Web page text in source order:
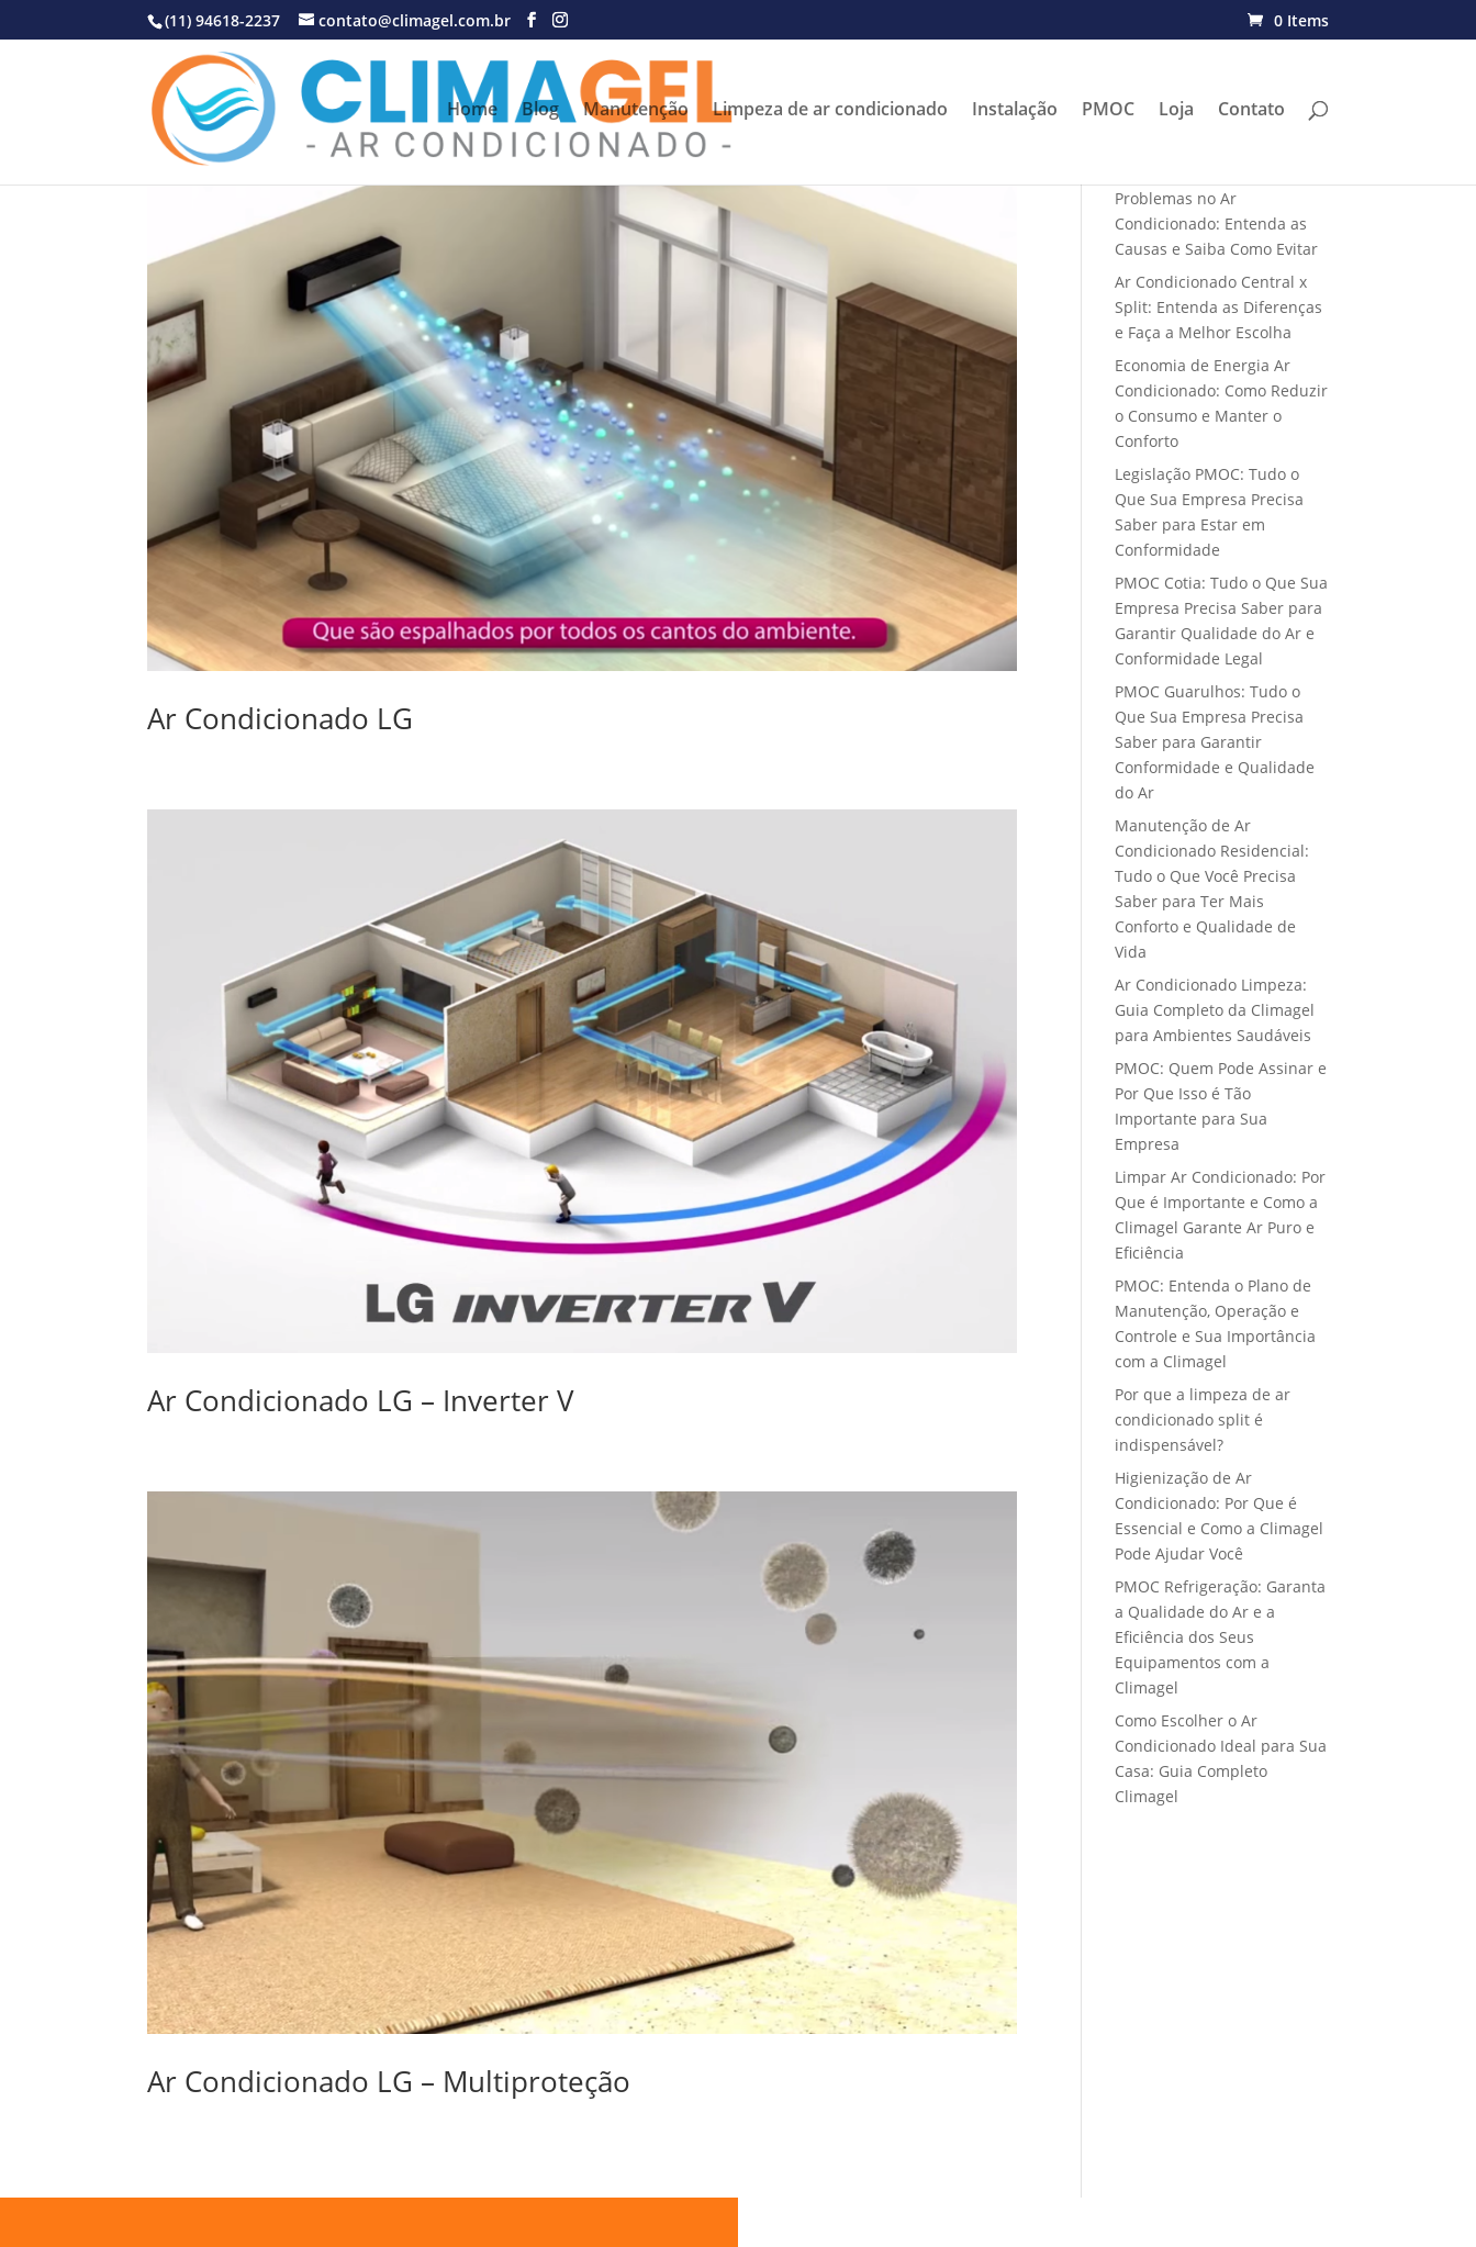
(11) 94618-2237 contato@climagel.com.br 0 Items
Home Blog Manutenção Limpeza de ar condicionado Instalação PMOC Loja Contato
Ar Condicionado LG
Ar Condicionado LG – Inverter V
Ar Condicionado LG – Multiproteção
Problemas no Ar
Condicionado: Entenda as
Causas e Saiba Como Evitar
Ar Condicionado Central x
Split: Entenda as Diferenças
e Faça a Melhor Escolha
Economia de Energia Ar
Condicionado: Como Reduzir
o Consumo e Manter o
Conforto
Legislação PMOC: Tudo o
Que Sua Empresa Precisa
Saber para Estar em
Conformidade
PMOC Cotia: Tudo o Que Sua
Empresa Precisa Saber para
Garantir Qualidade do Ar e
Conformidade Legal
PMOC Guarulhos: Tudo o
Que Sua Empresa Precisa
Saber para Garantir
Conformidade e Qualidade
do Ar
Manutenção de Ar
Condicionado Residencial:
Tudo o Que Você Precisa
Saber para Ter Mais
Conforto e Qualidade de
Vida
Ar Condicionado Limpeza:
Guia Completo da Climagel
para Ambientes Saudáveis
PMOC: Quem Pode Assinar e
Por Que Isso é Tão
Importante para Sua
Empresa
Limpar Ar Condicionado: Por
Que é Importante e Como a
Climagel Garante Ar Puro e
Eficiência
PMOC: Entenda o Plano de
Manutenção, Operação e
Controle e Sua Importância
com a Climagel
Por que a limpeza de ar
condicionado split é
indispensável?
Higienização de Ar
Condicionado: Por Que é
Essencial e Como a Climagel
Pode Ajudar Você
PMOC Refrigeração: Garanta
a Qualidade do Ar e a
Eficiência dos Seus
Equipamentos com a
Climagel
Como Escolher o Ar
Condicionado Ideal para Sua
Casa: Guia Completo
Climagel